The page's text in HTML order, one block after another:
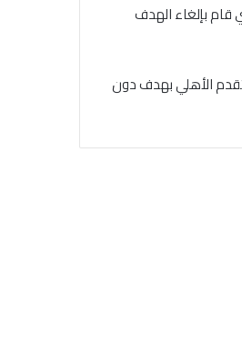
قام بإلغاء الهدف
الأهلي بهدف دون